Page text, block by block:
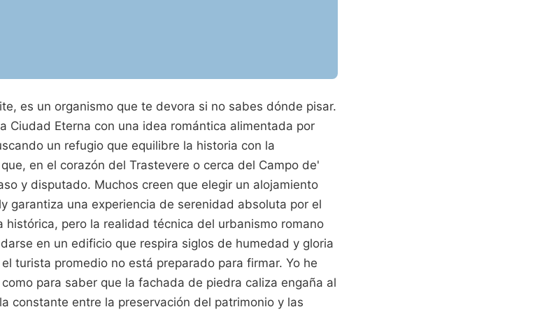
es un organismo que te devora si no sabes dónde pisar.
Ciudad Eterna con una idea romántica alimentada por
un refugio que equilibre la historia con la
en el corazón del Trastevere o cerca del Campo de'
y disputado. Muchos creen que elegir un alojamiento
garantiza una experiencia de serenidad absoluta por el
histórica, pero la realidad técnica del urbanismo romano
en un edificio que respira siglos de humedad y gloria
turista promedio no está preparado para firmar. Yo he
para saber que la fachada de piedra caliza engaña al
constante entre la preservación del patrimonio y las